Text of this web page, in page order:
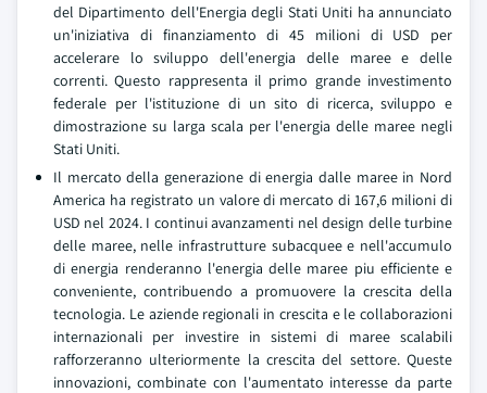
del Dipartimento dell'Energia degli Stati Uniti ha annunciato
un'iniziativa di finanziamento di 45 milioni di USD per
accelerare lo sviluppo dell'energia delle maree e delle
correnti. Questo rappresenta il primo grande investimento
federale per l'istituzione di un sito di ricerca, sviluppo e
dimostrazione su larga scala per l'energia delle maree negli
Stati Uniti.
Il mercato della generazione di energia dalle maree in Nord
America ha registrato un valore di mercato di 167,6 milioni di
USD nel 2024. I continui avanzamenti nel design delle turbine
delle maree, nelle infrastrutture subacquee e nell'accumulo
di energia renderanno l'energia delle maree piu efficiente e
conveniente, contribuendo a promuovere la crescita della
tecnologia. Le aziende regionali in crescita e le collaborazioni
internazionali per investire in sistemi di maree scalabili
rafforzeranno ulteriormente la crescita del settore. Queste
innovazioni, combinate con l'aumentato interesse da parte